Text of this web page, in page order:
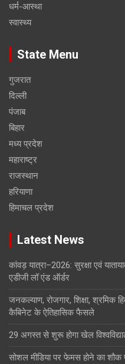
धर्म-आस्था
स्वास्थ्य
State Menu
गुजरात
दिल्ली
पंजाब
बिहार
मध्य प्रदेश
महाराष्ट्र
राजस्थान
हरियाणा
हिमाचल प्रदेश
Latest News
कांवड़ यात्रा–2026: सुरक्षा एवं
एडीजी लॉ एंड ऑर्डर
जनकल्याण, रोजगार, शिक्षा, श्रमिक
कैबिनेट के ऐतिहासिक फैसले
29 अगस्त से शुरू होगा खेल
सोशल मीडिया पर फेमस होने का शौक